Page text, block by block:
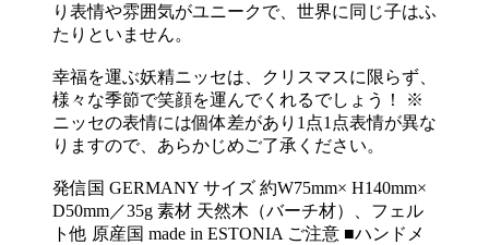
り表情や雰囲気がユニークで、世界に同じ子はふ
たりといません。
幸福を運ぶ妖精ニッセは、クリスマスに限らず、
様々な季節で笑顔を運んでくれるでしょう！ ※
ニッセの表情には個体差があり1点1点表情が異な
りますので、あらかじめご了承ください。
発信国 GERMANY サイズ 約W75mm× H140mm×
D50mm／35g 素材 天然木（バーチ材）、フェル
ト他 原産国 made in ESTONIA ご注意 ■ハンドメ